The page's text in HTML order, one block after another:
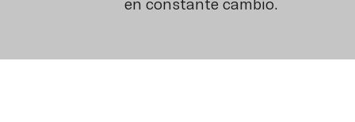
en constante cambio.